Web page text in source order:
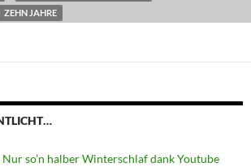
ZEHN JAHRE
Nur so’n halber Winterschlaf dank Youtube